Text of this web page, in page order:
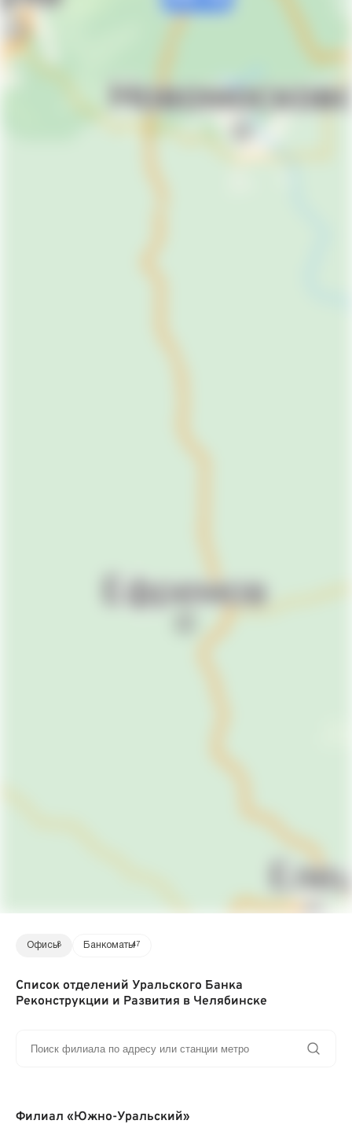
Офисы8 Банкоматы47
Список отделений Уральского Банка
Реконструкции и Развития в Челябинске
Филиал «Южно-Уральский»